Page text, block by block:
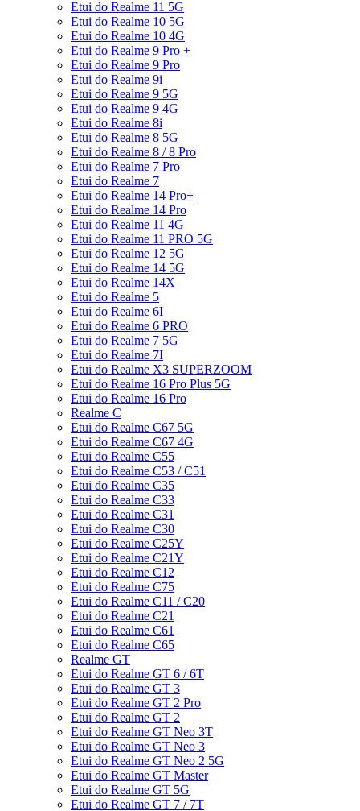
Etui do Realme 11 5G
Etui do Realme 10 5G
Etui do Realme 10 4G
Etui do Realme 9 Pro +
Etui do Realme 9 Pro
Etui do Realme 9i
Etui do Realme 9 5G
Etui do Realme 9 4G
Etui do Realme 8i
Etui do Realme 8 5G
Etui do Realme 8 / 8 Pro
Etui do Realme 7 Pro
Etui do Realme 7
Etui do Realme 14 Pro+
Etui do Realme 14 Pro
Etui do Realme 11 4G
Etui do Realme 11 PRO 5G
Etui do Realme 12 5G
Etui do Realme 14 5G
Etui do Realme 14X
Etui do Realme 5
Etui do Realme 6I
Etui do Realme 6 PRO
Etui do Realme 7 5G
Etui do Realme 7I
Etui do Realme X3 SUPERZOOM
Etui do Realme 16 Pro Plus 5G
Etui do Realme 16 Pro
Realme C
Etui do Realme C67 5G
Etui do Realme C67 4G
Etui do Realme C55
Etui do Realme C53 / C51
Etui do Realme C35
Etui do Realme C33
Etui do Realme C31
Etui do Realme C30
Etui do Realme C25Y
Etui do Realme C21Y
Etui do Realme C12
Etui do Realme C75
Etui do Realme C11 / C20
Etui do Realme C21
Etui do Realme C61
Etui do Realme C65
Realme GT
Etui do Realme GT 6 / 6T
Etui do Realme GT 3
Etui do Realme GT 2 Pro
Etui do Realme GT 2
Etui do Realme GT Neo 3T
Etui do Realme GT Neo 3
Etui do Realme GT Neo 2 5G
Etui do Realme GT Master
Etui do Realme GT 5G
Etui do Realme GT 7 / 7T